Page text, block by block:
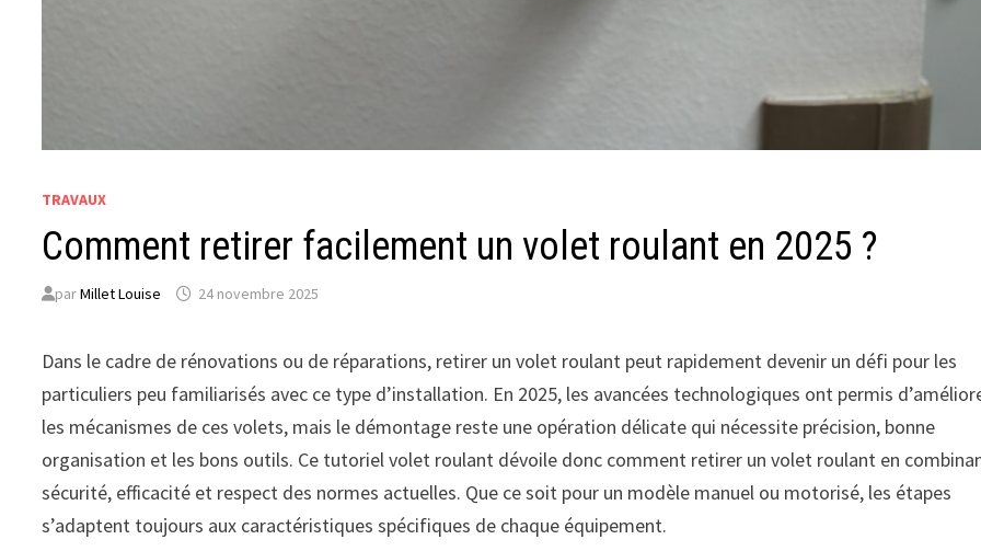
TRAVAUX
Comment retirer facilement un volet roulant en 2025 ?
parMillet Louise 24 novembre 2025
Dans le cadre de rénovations ou de réparations, retirer un volet roulant peut rapidement devenir un défi pour les
particuliers peu familiarisés avec ce type d’installation. En 2025, les avancées technologiques ont permis
les mécanismes de ces volets, mais le démontage reste une opération délicate qui nécessite précision, bonne
organisation et les bons outils. Ce tutoriel volet roulant dévoile donc comment retirer un volet roulant en
sécurité, efficacité et respect des normes actuelles. Que ce soit pour un modèle manuel ou motorisé, les étapes
s’adaptent toujours aux caractéristiques spécifiques de chaque équipement.